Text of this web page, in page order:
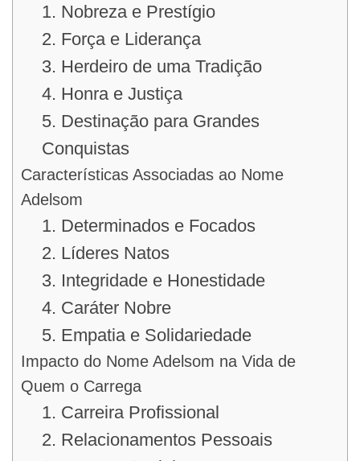
1. Nobreza e Prestígio
2. Força e Liderança
3. Herdeiro de uma Tradição
4. Honra e Justiça
5. Destinação para Grandes
Conquistas
Características Associadas ao Nome
Adelsom
1. Determinados e Focados
2. Líderes Natos
3. Integridade e Honestidade
4. Caráter Nobre
5. Empatia e Solidariedade
Impacto do Nome Adelsom na Vida de
Quem o Carrega
1. Carreira Profissional
2. Relacionamentos Pessoais